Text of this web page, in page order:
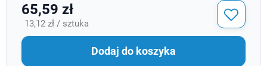
65,59 zł
13,12 zł / sztuka
Dodaj do koszyka